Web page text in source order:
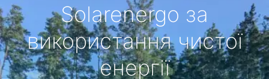
Solarenergo за
використання чистої
енергії